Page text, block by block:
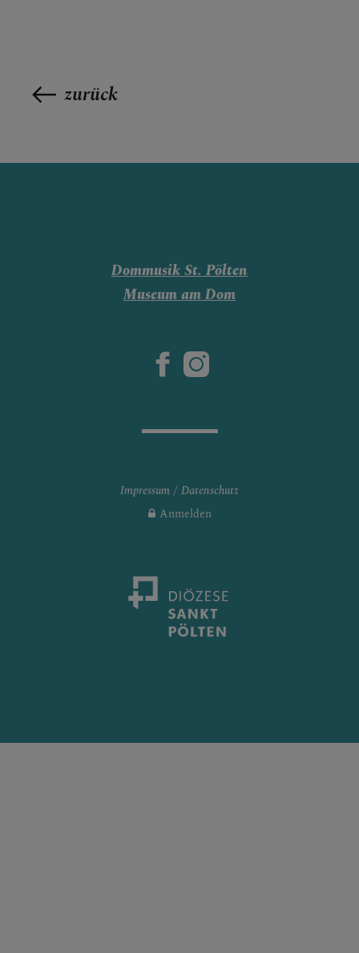
zurück
Dommusik St. Pölten
Museum am Dom
Impressum
Datenschutz
Anmelden